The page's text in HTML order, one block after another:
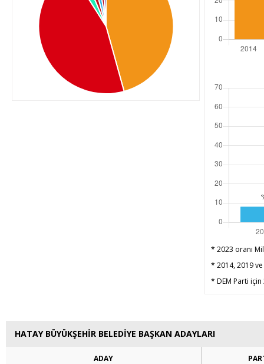
* 2023 oranı
* 2014, 2019
* DEM Parti için
HATAY BÜYÜKŞEHİR BELEDİYE BAŞKAN ADAYLARI
ADAY